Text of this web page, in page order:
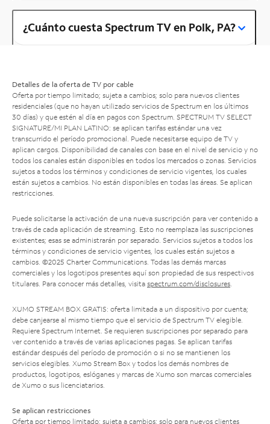
¿Cuánto cuesta Spectrum TV en Polk, PA?
Detalles de la oferta de TV por cable
Oferta por tiempo limitado; sujeta a cambios; solo para nuevos clientes
residenciales (que no hayan utilizado servicios de Spectrum en los últimos
30 días) y que estén al día en pagos con Spectrum. SPECTRUM TV SELECT
SIGNATURE/MI PLAN LATINO: se aplican tarifas estándar una vez
transcurrido el período promocional. Puede necesitarse equipo de TV y
aplican cargos. Disponibilidad de canales con base en el nivel de servicio y no
todos los canales están disponibles en todos los mercados o zonas. Servicios
sujetos a todos los términos y condiciones de servicio vigentes, los cuales
están sujetos a cambios. No están disponibles en todas las áreas. Se aplican
restricciones.
Puede solicitarse la activación de una nueva suscripción para ver contenido a
través de cada aplicación de streaming. Esto no reemplaza las suscripciones
existentes; esas se administrarán por separado. Servicios sujetos a todos los
términos y condiciones de servicio vigentes, los cuales están sujetos a
cambios. ©2025 Charter Communications. Todas las demás marcas
comerciales y los logotipos presentes aquí son propiedad de sus respectivos
titulares. Para conocer más detalles, visita spectrum.com/disclosures.
XUMO STREAM BOX GRATIS: oferta limitada a un dispositivo por cuenta;
debe canjearse al mismo tiempo que el servicio de Spectrum TV elegible.
Requiere Spectrum Internet. Se requieren suscripciones por separado para
ver contenido a través de varias aplicaciones pagas. Se aplican tarifas
estándar después del período de promoción o si no se mantienen los
servicios elegibles. Xumo Stream Box y todos los demás nombres de
productos, logotipos, eslóganes y marcas de Xumo son marcas comerciales
de Xumo o sus licenciatarios.
Se aplican restricciones
Oferta por tiempo limitado; sujeta a cambios; solo para nuevos clientes